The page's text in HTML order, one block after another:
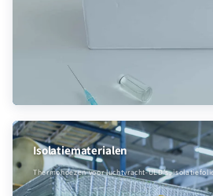
Isolatiematerialen
Thermohoezen voor luchtvracht-ULD’s,